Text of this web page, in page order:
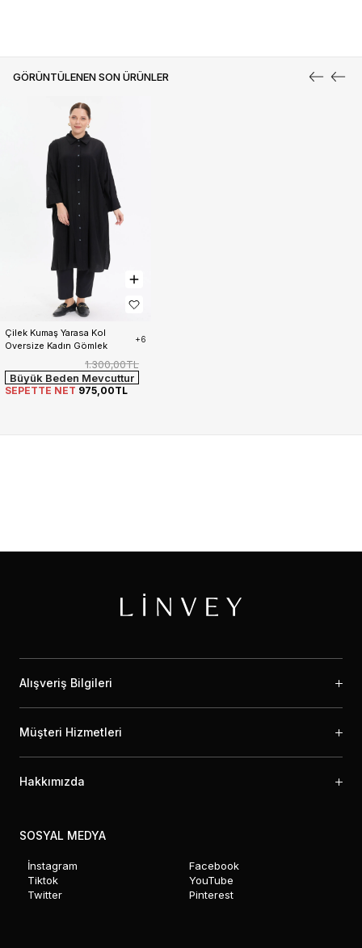
GÖRÜNTÜLENEN SON ÜRÜNLER
Çilek Kumaş Yarasa Kol
Oversize Kadın Gömlek
+6
1.300,00TL
Büyük Beden Mevcuttur
SEPETTE NET 975,00TL
Alışveriş Bilgileri
Müşteri Hizmetleri
Hakkımızda
SOSYAL MEDYA
İnstagram
Facebook
Tiktok
YouTube
Twitter
Pinterest